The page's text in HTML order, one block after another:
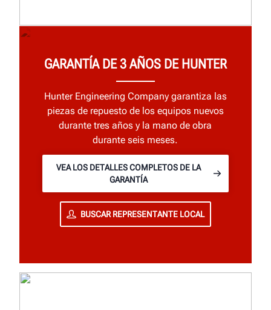
GARANTÍA DE 3 AÑOS DE HUNTER
Hunter Engineering Company garantiza las
piezas de repuesto de los equipos nuevos
durante tres años y la mano de obra
durante seis meses.
VEA LOS DETALLES COMPLETOS DE LA
GARANTÍA
BUSCAR REPRESENTANTE LOCAL